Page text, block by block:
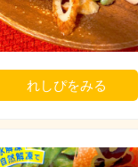
れしぴをみる